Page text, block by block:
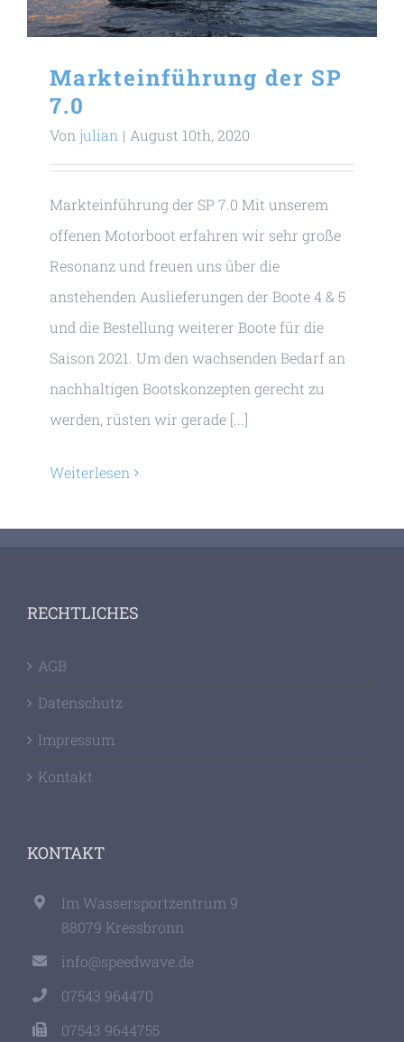
Markteinführung der SP
7.0
Von julian | August 10th, 2020
Markteinführung der SP 7.0 Mit unserem
offenen Motorboot erfahren wir sehr große
Resonanz und freuen uns über die
anstehenden Auslieferungen der Boote 4 & 5
und die Bestellung weiterer Boote für die
Saison 2021. Um den wachsenden Bedarf an
nachhaltigen Bootskonzepten gerecht zu
werden, rüsten wir gerade [...]
Weiterlesen
RECHTLICHES
AGB
Datenschutz
Impressum
Kontakt
KONTAKT
Im Wassersportzentrum 9
88079 Kressbronn
info@speedwave.de
07543 964470
07543 9644755